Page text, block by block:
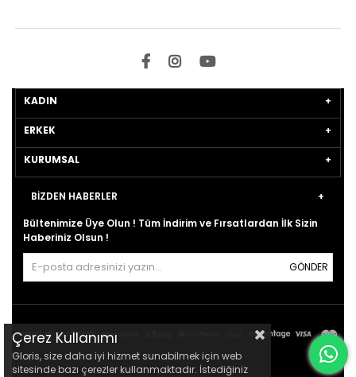
KADIN
ERKEK
KURUMSAL
BİZDEN HABERLER
Bültenimize Üye Olun ! Tüm İndirim ve Fırsatlardan İlk Sizin
Haberiniz Olsun !
GÖNDER
Çerez Kullanımı
Gloris, size daha iyi hizmet sunabilmek için web
sitesinde bazı çerezler kullanmaktadır. İstediğiniz